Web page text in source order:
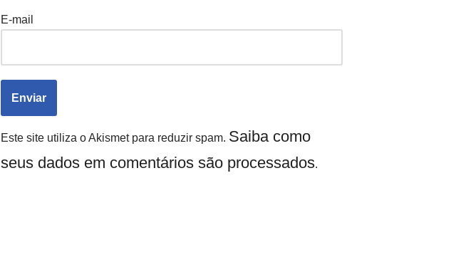
E-mail
Este site utiliza o Akismet para reduzir spam. Saiba como
seus dados em comentários são processados.